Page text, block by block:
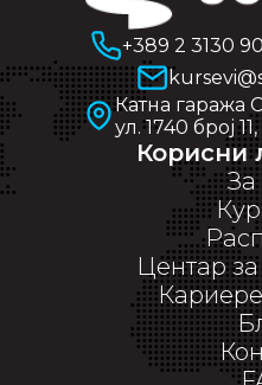
+389 2 3130
Катна гаража
ул. 1740 број
Корисни
За
Центар